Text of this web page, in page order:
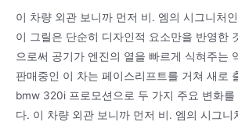
이 차량 외관 보니까 먼저 비. 엠의 시그니처
이 그릴은 단순히 디자인적 요소만을 반영한
으로써 공기가 엔진의 열을 빠르게 식혀주는
판매중인 이 차는 페이스리프트를 거쳐 새로
bmw 320i 프로모션으로 두 가지 주요 변화를
다. 이 차량 외관 보니까 먼저 비. 엠의 시그니